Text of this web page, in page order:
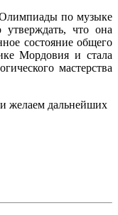
Олимпиады по музыке
что она
состояние общего
Мордовия и стала
мастерства
желаем дальнейших